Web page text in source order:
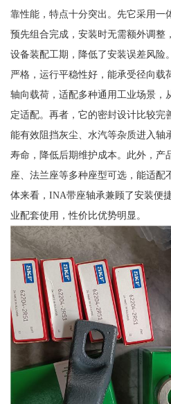
靠性能，特点十分突出。先它采用一
预先组合完成，安装时无需额外调整
设备装配工期，降低了安装误差风险
严格，运行平稳性好，能承受径向载
轴向载荷，适配多种通用工业场景，
定适配。再者，它的密封设计比较完
能有效阻挡灰尘、水汽等杂质进入轴
寿命，降低后期维护成本。此外，产
座、法兰座等多种座型可选，能适配
体来看，INA带座轴承兼顾了安装便
业配套使用，性价比优势明显。